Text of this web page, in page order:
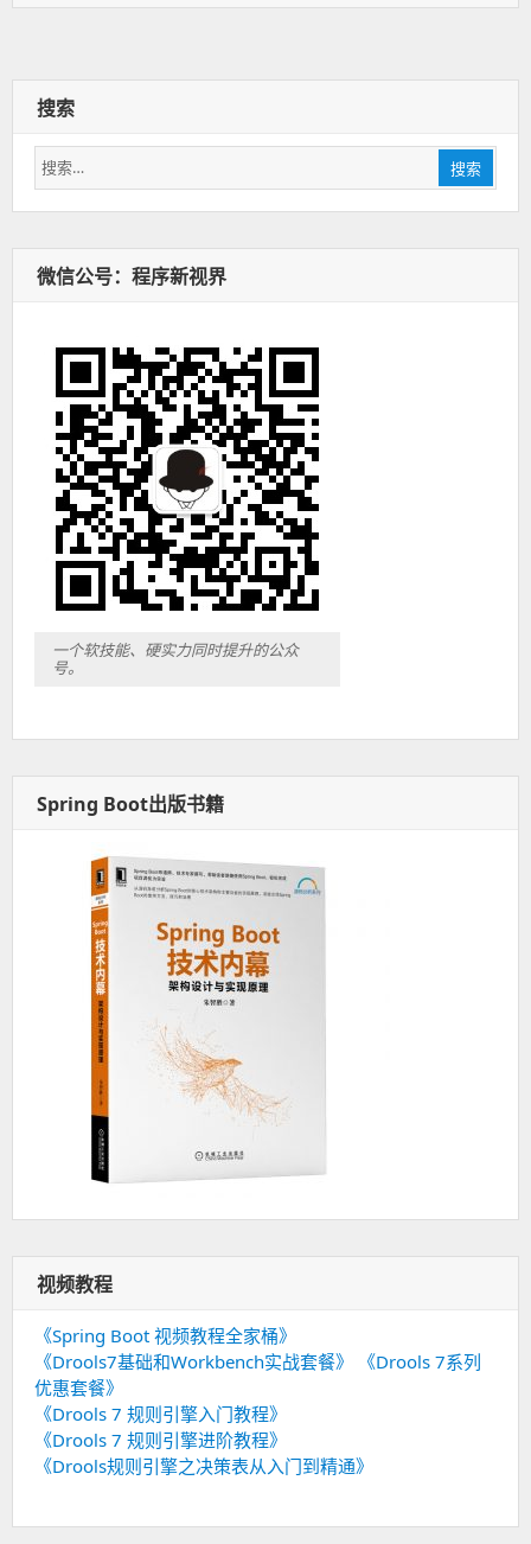
搜索
搜
索：
搜索
微信公号：程序新视界
一个软技能、硬实力同时提升的公众
号。
Spring Boot出版书籍
视频教程
《Spring Boot 视频教程全家桶》
《Drools7基础和Workbench实战套餐》
《Drools 7系列
优惠套餐》
《Drools 7 规则引擎入门教程》
《Drools 7 规则引擎进阶教程》
《Drools规则引擎之决策表从入门到精通》